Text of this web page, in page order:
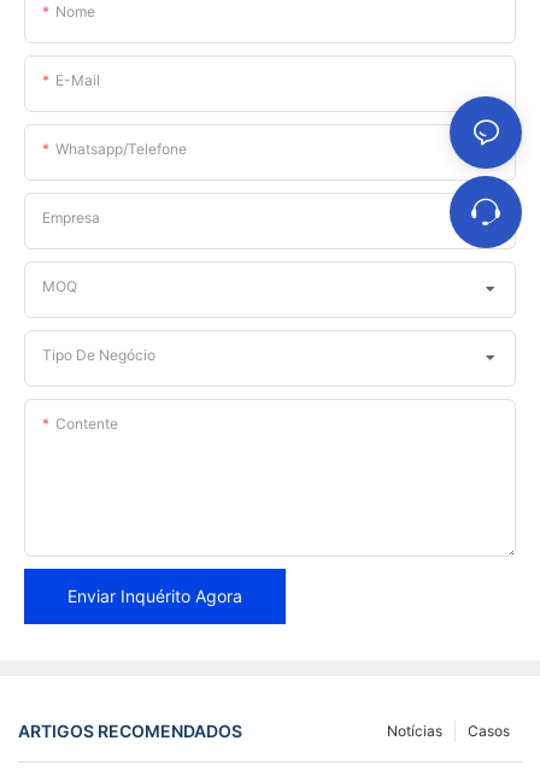
Nome
E-Mail
Whatsapp/telefone
Empresa
MOQ
Tipo De Negócio
Contente
Enviar Inquérito Agora
ARTIGOS RECOMENDADOS Casos
Notícias